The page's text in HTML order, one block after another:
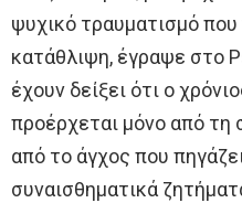
ψυχικό τραυματισμό
κατάθλιψη, έγραψε στο
έχουν δείξει ότι ο
προέρχεται μόνο από τη
από το άγχος που
συναισθηματικά